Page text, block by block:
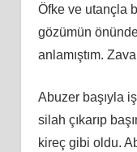
Öfke ve utançla
gözümün
anlamıştım.
Abuzer başıyla
silah çıkarıp
kireç gibi oldu.